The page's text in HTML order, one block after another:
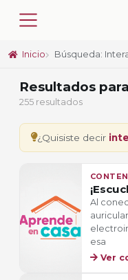
Inicio Búsqueda:
Resultados
255 resultados
¿Quisiste decir
Al
esa
Ver